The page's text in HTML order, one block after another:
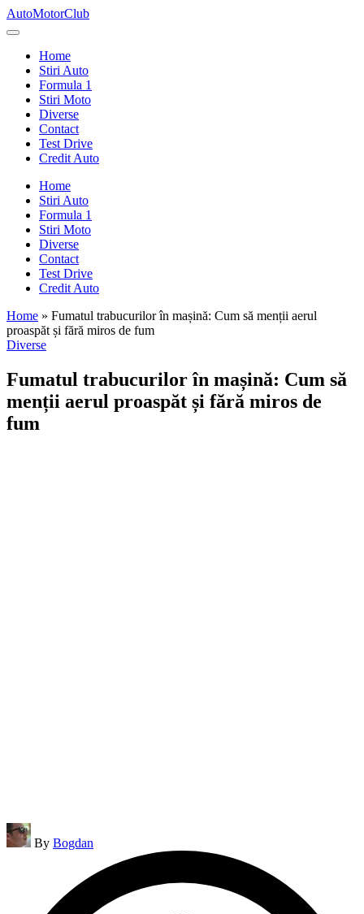
Skip
to
AutoMotorClub
Totul
masini
pasionatii
masini
Home
Stiri Auto
Formula 1
Stiri Moto
Diverse
Contact
Test Drive
Credit Auto
Home
Stiri Auto
Formula 1
Stiri Moto
Diverse
Contact
Test Drive
Credit Auto
Home » Fumatul trabucurilor în mașină: Cum să menții aerul
proaspăt și fără miros de fum
Posted
Diverse
Fumatul trabucurilor în mașină: Cum să
menții aerul proaspăt și fără miros de
fum
Posted
by
By Bogdan